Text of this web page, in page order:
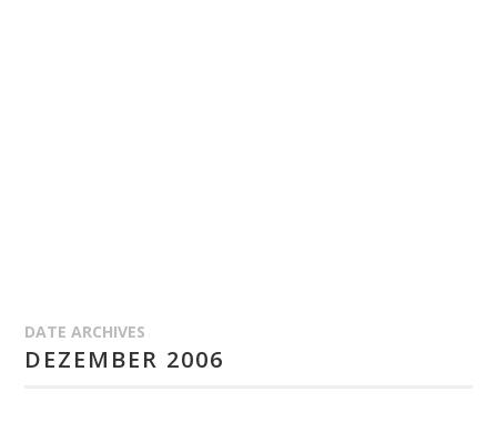
DATE ARCHIVES
DEZEMBER 2006